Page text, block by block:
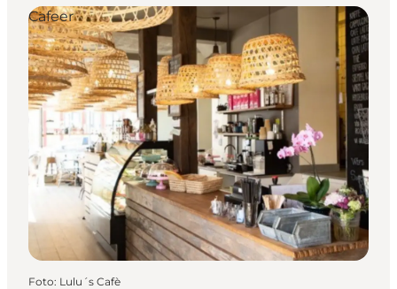
Oplevelser
Outdoor
Mad og drikke
Overnatning
Book lokale oplevelser
Cafeer
Foto: Lulu´s Cafè